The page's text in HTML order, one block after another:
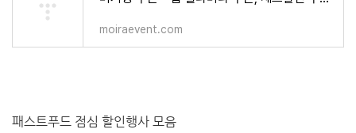
moiraevent.com
패스트푸드 점심 할인행사 모음